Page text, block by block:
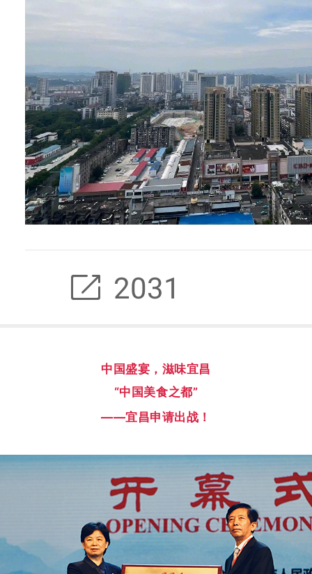
中国盛宴，滋味宜昌
“中国美食之都”
——宜昌申请出战！